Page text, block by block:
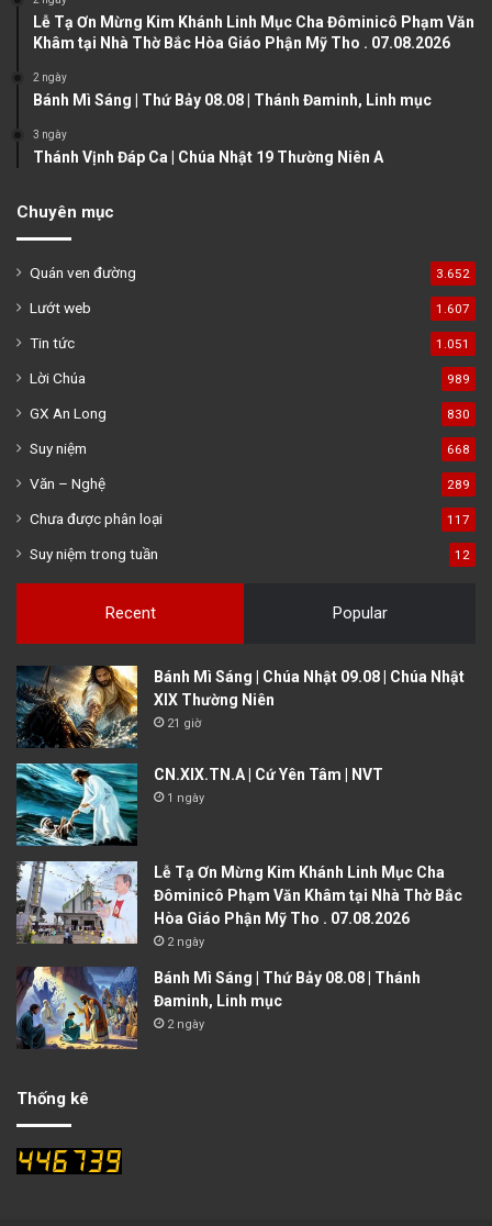
g
Lễ Tạ Ơn Mừng Kim Khánh Linh Mục Cha Đôminicô Phạm Văn
Khâm tại Nhà Thờ Bắc Hòa Giáo Phận Mỹ Tho . 07.08.2026
2 ngày
Bánh Mì Sáng | Thứ Bảy 08.08 | Thánh Đaminh, Linh mục
3 ngày
Thánh Vịnh Đáp Ca | Chúa Nhật 19 Thường Niên A
Chuyên mục
Quán ven đường 3.652
Lướt web 1.607
Tin tức 1.051
Lời Chúa 989
GX An Long 830
Suy niệm 668
Văn – Nghệ 289
Chưa được phân loại 117
Suy niệm trong tuần 12
Recent Popular
Bánh Mì Sáng | Chúa Nhật 09.08 | Chúa Nhật
XIX Thường Niên
21 giờ
CN.XIX.TN.A | Cứ Yên Tâm | NVT
1 ngày
Lễ Tạ Ơn Mừng Kim Khánh Linh Mục Cha
Đôminicô Phạm Văn Khâm tại Nhà Thờ Bắc
Hòa Giáo Phận Mỹ Tho . 07.08.2026
2 ngày
Bánh Mì Sáng | Thứ Bảy 08.08 | Thánh
Đaminh, Linh mục
2 ngày
Thống kê